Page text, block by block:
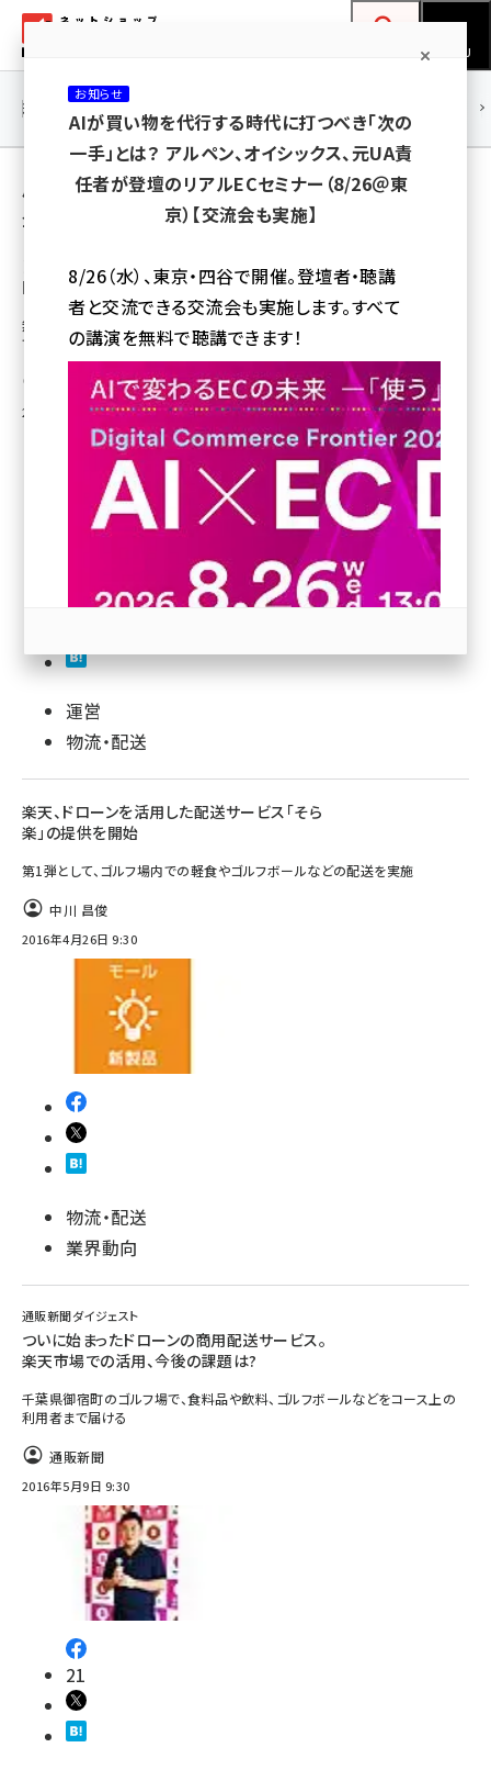
ン
ネットショップ担当者フォーラム
MENU
yahoo (1910)
楽天 (1878)
アスクル (1126)
base (1085)
ビィ・フォアード (786)
revico (746)
連載・特集 |
用語「ドローン」 が使われている記事の一覧
全 18 記事中 1 ～ 18 を表示中
ドローンで日用品の宅配サービスを実現へ、
国交省とMIKAWAYA21が徳島県で実験
無人航空機「ドローン」は、短時間で貨物を届けることのできる輸送手段とし
ての期待が高まっている
瀧川 正実
2016年2月23日 6:00
29
運営
物流・配送
楽天、ドローンを活用した配送サービス「そら
楽」の提供を開始
第1弾として、ゴルフ場内での軽食やゴルフボールなどの配送を実施
中川 昌俊
2016年4月26日 9:30
物流・配送
業界動向
通販新聞ダイジェスト
ついに始まったドローンの商用配送サービス。
楽天市場での活用、今後の課題は?
千葉県御宿町のゴルフ場で、食料品や飲料、ゴルフボールなどをコース上の
利用者まで届ける
通販新聞
2016年5月9日 9:30
21
お知らせ
AIが買い物を代行する時代に打つべき「次の
一手」とは？ アルペン、オイシックス、元UA責
任者が登壇のリアルECセミナー（8/26＠東
京）【交流会も実施】
8/26（水）、東京・四谷で開催。登壇者・聴講
者と交流できる交流会も実施します。すべて
の講演を無料で聴講できます！
参加登録はこちら↑